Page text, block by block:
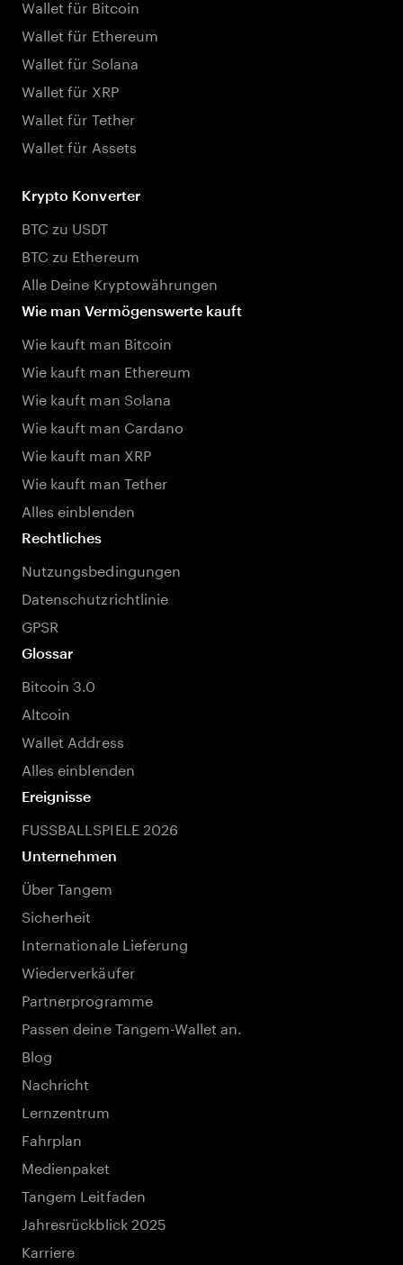
Wallet für Bitcoin
Wallet für Ethereum
Wallet für Solana
Wallet für XRP
Wallet für Tether
Wallet für Assets
Krypto Konverter
BTC zu USDT
BTC zu Ethereum
Alle Deine Kryptowährungen
Wie man Vermögenswerte kauft
Wie kauft man Bitcoin
Wie kauft man Ethereum
Wie kauft man Solana
Wie kauft man Cardano
Wie kauft man XRP
Wie kauft man Tether
Alles einblenden
Rechtliches
Nutzungsbedingungen
Datenschutzrichtlinie
GPSR
Glossar
Bitcoin 3.0
Altcoin
Wallet Address
Alles einblenden
Ereignisse
FUSSBALLSPIELE 2026
Unternehmen
Über Tangem
Sicherheit
Internationale Lieferung
Wiederverkäufer
Partnerprogramme
Passen deine Tangem-Wallet an.
Blog
Nachricht
Lernzentrum
Fahrplan
Medienpaket
Tangem Leitfaden
Jahresrückblick 2025
Karriere